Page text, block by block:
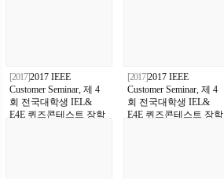
[2017]2017 IEEE
Customer Seminar, 제 4
회 전국대학생 IEL&
E4E 퀴즈콘테스트 장학
[2017]2017 IEEE
Customer Seminar, 제 4
회 전국대학생 IEL&
E4E 퀴즈콘테스트 장학